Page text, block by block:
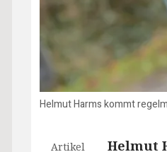
Helmut Harms kommt
Artikel
Helmut